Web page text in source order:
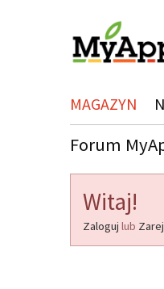
MAGAZYN
Forum
Witaj!
Zaloguj lub